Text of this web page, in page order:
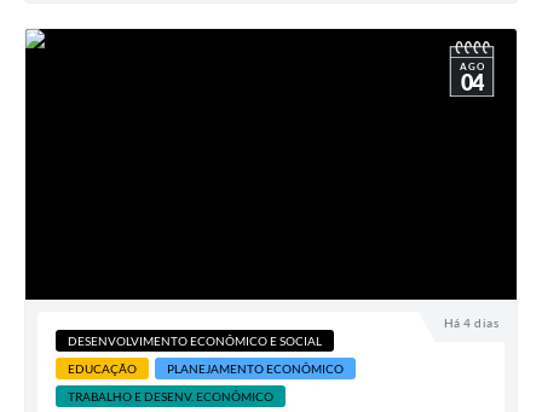
Há 4 dias
AGO
04
DESENVOLVIMENTO ECONÔMICO E SOCIAL
EDUCAÇÃO
PLANEJAMENTO ECONÔMICO
TRABALHO E DESENV. ECONÔMICO